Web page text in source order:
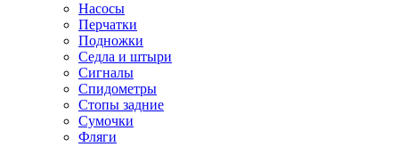
Насосы
Перчатки
Подножки
Седла и штыри
Сигналы
Спидометры
Стопы задние
Сумочки
Фляги